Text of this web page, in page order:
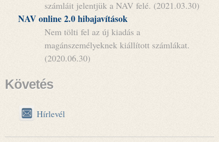
számláit jelentjük a NAV felé. (2021.03.30)
NAV online 2.0 hibajavítások
Nem tölti fel az új kiadás a
magánszemélyeknek kiállított számlákat.
(2020.06.30)
Követés
Hírlevél